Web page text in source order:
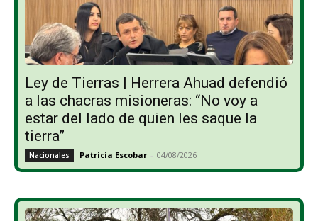
Ley de Tierras | Herrera Ahuad defendió
a las chacras misioneras: “No voy a
estar del lado de quien les saque la
tierra”
Nacionales Patricia Escobar - 04/08/2026